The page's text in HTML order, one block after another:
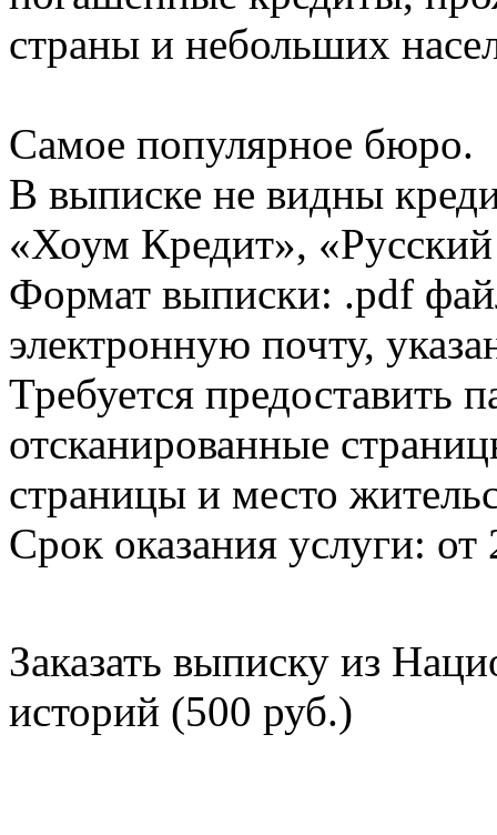
страны и небольших
Самое популярное бюро.
В выписке не видны
«Хоум Кредит»,
Формат выписки: .pdf
электронную почту,
Требуется предоставить
отсканированные
страницы и место
Срок оказания услуги: от
Заказать выписку из
историй (500 руб.)